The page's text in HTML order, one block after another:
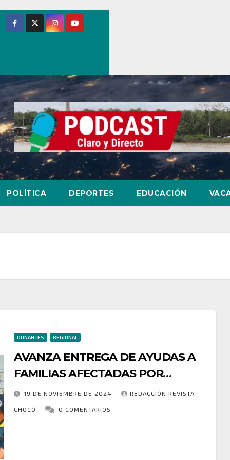
POLÍTICA DEPORTES EDUCACIÓN
DONANTES REGIONAL
AVANZA ENTREGA DE AYUDAS A
FAMILIAS AFECTADAS POR
INUNDACIONES EN EL VALLE,
BAHÍA SOLANO.
19 DE NOVIEMBRE DE 2024 REDACCIÓN REVISTA
CHOCÓ 0 COMENTARIOS